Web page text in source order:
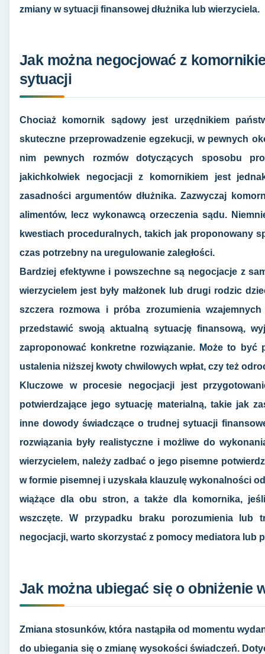
zmiany w sytuacji finansowej dłużnika lub wierzyciela.
Jak można negocjować z
sytuacji
Chociaż komornik sądowy jest urzędnikiem
skuteczne przeprowadzenie egzekucji, w pewnych
nim pewnych rozmów dotyczących sposobu
jakichkolwiek negocjacji z komornikiem jest
zasadności argumentów dłużnika. Zazwyczaj
alimentów, lecz wykonawcą orzeczenia sądu.
kwestiach proceduralnych, takich jak proponowany
czas potrzebny na uregulowanie zaległości.
Bardziej efektywne i powszechne są negocjacje z
wierzycielem jest były małżonek lub drugi rodzic
szczera rozmowa i próba zrozumienia
przedstawić swoją aktualną sytuację finansową,
zaproponować konkretne rozwiązanie. Może to być
ustalenia niższej kwoty chwilowych wpłat, czy też
Kluczowe w procesie negocjacji jest
potwierdzające jego sytuację materialną, takie jak
inne dowody świadczące o trudnej sytuacji
rozwiązania były realistyczne i możliwe do
wierzycielem, należy zadbać o jego pisemne
w formie pisemnej i uzyskała klauzulę wykonalności
wiążące dla obu stron, a także dla komornika,
wszczęte. W przypadku braku porozumienia lub
negocjacji, warto skorzystać z pomocy mediatora lub
Jak można ubiegać się o obniżenie
Zmiana stosunków, która nastąpiła od momentu
do ubiegania się o zmianę wysokości świadczeń.